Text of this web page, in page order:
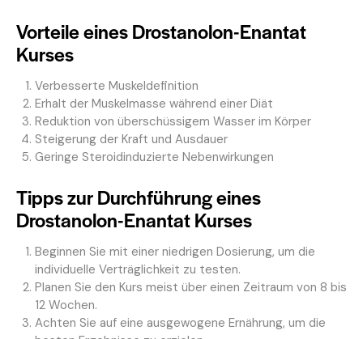
Vorteile eines Drostanolon-Enantat
Kurses
Verbesserte Muskeldefinition
Erhalt der Muskelmasse während einer Diät
Reduktion von überschüssigem Wasser im Körper
Steigerung der Kraft und Ausdauer
Geringe Steroidinduzierte Nebenwirkungen
Tipps zur Durchführung eines
Drostanolon-Enantat Kurses
Beginnen Sie mit einer niedrigen Dosierung, um die
individuelle Verträglichkeit zu testen.
Planen Sie den Kurs meist über einen Zeitraum von 8 bis
12 Wochen.
Achten Sie auf eine ausgewogene Ernährung, um die